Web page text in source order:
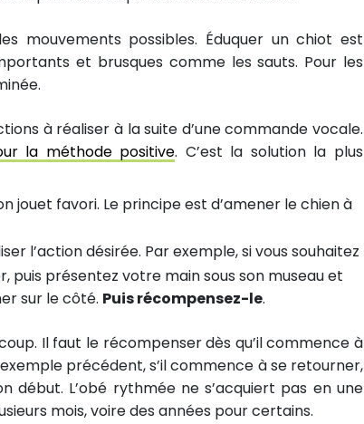
mouvements possibles. Éduquer un chiot est
et brusques comme les sauts. Pour les
à réaliser à la suite d’une commande vocale.
la méthode positive. C’est la solution la plus
jouet favori. Le principe est d’amener le chien à
l’action désirée. Par exemple, si vous souhaitez
puis présentez votre main sous son museau et
sur le côté. Puis récompensez-le.
Il faut le récompenser dès qu’il commence à
précédent, s’il commence à se retourner,
début. L’obé rythmée ne s’acquiert pas en une
mois, voire des années pour certains.